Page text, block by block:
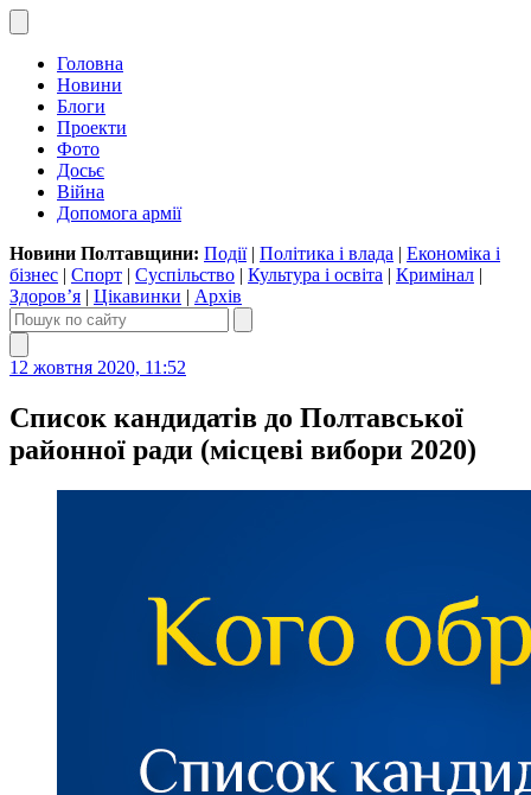
Головна
Новини
Блоги
Проекти
Фото
Досьє
Війна
Допомога армії
Новини Полтавщини: Події| Політика і влада | Економіка і
бізнес | Спорт | Суспільство | Культура і освіта | Кримінал |
Здоров’я | Цікавинки | Архів
12 жовтня 2020, 11:52
Список кандидатів до Полтавської
районної ради (місцеві вибори 2020)